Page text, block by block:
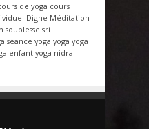
de yoga cours
Digne Méditation
souplesse sri
séance yoga yoga yoga
enfant yoga nidra